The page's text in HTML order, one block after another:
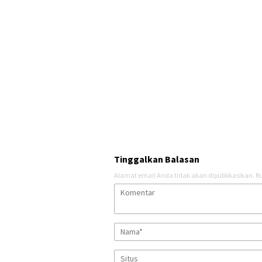
Tinggalkan Balasan
Alamat email Anda tidak akan dipublikasikan.